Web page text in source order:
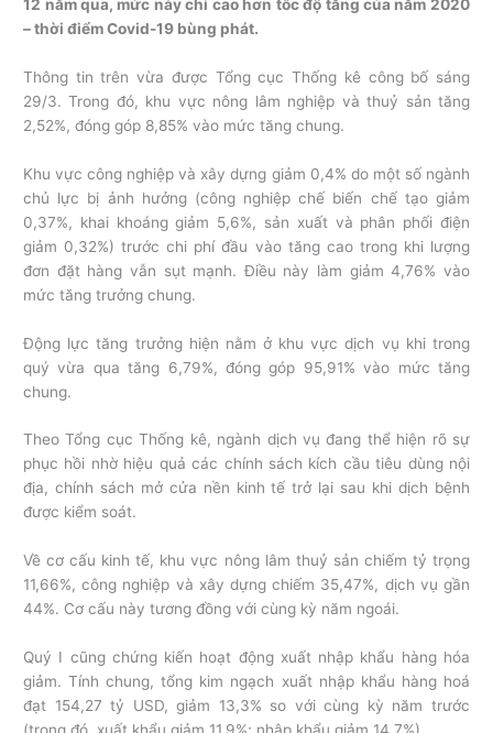
12 năm qua, mức này chỉ cao hơn tốc độ tăng của năm 2020
– thời điểm Covid-19 bùng phát.
Thông tin trên vừa được Tổng cục Thống kê công bố sáng
29/3. Trong đó, khu vực nông lâm nghiệp và thuỷ sản tăng
2,52%, đóng góp 8,85% vào mức tăng chung.
Khu vực công nghiệp và xây dựng giảm 0,4% do một số ngành
chủ lực bị ảnh hưởng (công nghiệp chế biến chế tạo giảm
0,37%, khai khoáng giảm 5,6%, sản xuất và phân phối điện
giảm 0,32%) trước chi phí đầu vào tăng cao trong khi lượng
đơn đặt hàng vẫn sụt mạnh. Điều này làm giảm 4,76% vào
mức tăng trưởng chung.
Động lực tăng trưởng hiện nằm ở khu vực dịch vụ khi trong
quý vừa qua tăng 6,79%, đóng góp 95,91% vào mức tăng
chung.
Theo Tổng cục Thống kê, ngành dịch vụ đang thể hiện rõ sự
phục hồi nhờ hiệu quả các chính sách kích cầu tiêu dùng nội
địa, chính sách mở cửa nền kinh tế trở lại sau khi dịch bệnh
được kiểm soát.
Về cơ cấu kinh tế, khu vực nông lâm thuỷ sản chiếm tỷ trọng
11,66%, công nghiệp và xây dựng chiếm 35,47%, dịch vụ gần
44%. Cơ cấu này tương đồng với cùng kỳ năm ngoái.
Quý I cũng chứng kiến hoạt động xuất nhập khẩu hàng hóa
giảm. Tính chung, tổng kim ngạch xuất nhập khẩu hàng hoá
đạt 154,27 tỷ USD, giảm 13,3% so với cùng kỳ năm trước